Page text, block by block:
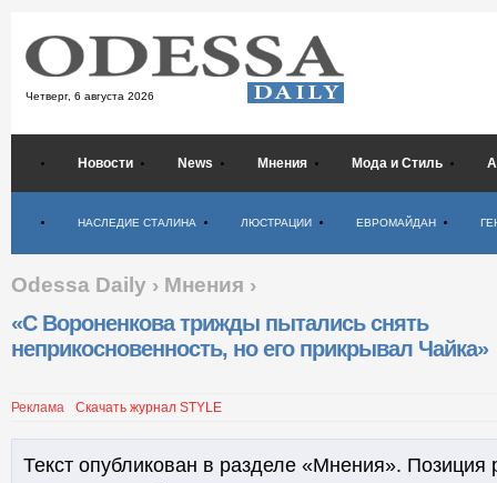
Четверг, 6 августа 2026
Новости News Мнения Мода и Стиль
НАСЛЕДИЕ СТАЛИНА ЛЮСТРАЦИИ ЕВРОМАЙДАН
Odessa Daily › Мнения ›
«С Вороненкова трижды пытались снять
неприкосновенность, но его прикрывал Чайка»
Реклама Скачать журнал STYLE
Текст опубликован в разделе «Мнения». Позиция